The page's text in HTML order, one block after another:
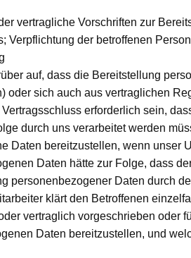
vertragliche Vorschriften zur
Verpflichtung der betroffenen
auf, dass die Bereitstellung
oder sich auch aus vertraglichen
erforderlich sein,
durch uns verarbeitet werden
Daten bereitzustellen, wenn unser
Daten hätte zur Folge, dass
personenbezogener Daten durch
klärt den Betroffenen
vertraglich vorgeschrieben oder
Daten bereitzustellen, und